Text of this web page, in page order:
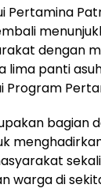
Pertamina
dengan
lima panti
Program
bagian
warga di